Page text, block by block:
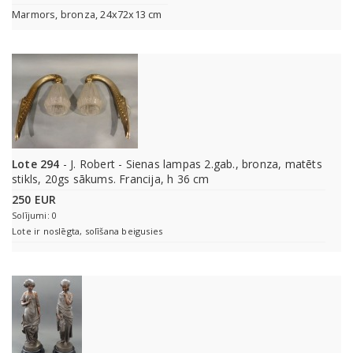
Marmors, bronza, 24x72x13 cm
Lote 294 - J. Robert - Sienas lampas 2.gab., bronza, matēts
stikls, 20gs sākums. Francija, h 36 cm
250 EUR
Solījumi: 0
Lote ir noslēgta, solīšana beigusies